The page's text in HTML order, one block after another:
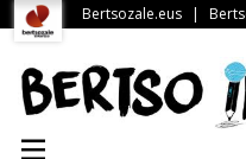
Bertsozale.eus |